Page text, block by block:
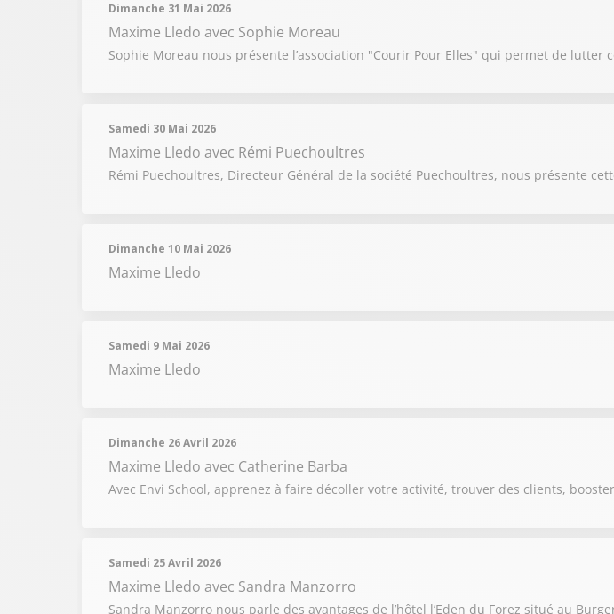
Dimanche 31 Mai 2026
Maxime Lledo avec Sophie Moreau
Sophie Moreau nous présente l’association "Courir Pour Elles" qui permet de lutter
Samedi 30 Mai 2026
Maxime Lledo avec Rémi Puechoultres
Rémi Puechoultres, Directeur Général de la société Puechoultres, nous présente
Dimanche 10 Mai 2026
Maxime Lledo
Samedi 9 Mai 2026
Maxime Lledo
Dimanche 26 Avril 2026
Maxime Lledo avec Catherine Barba
Avec Envi School, apprenez à faire décoller votre activité, trouver des clients,
Samedi 25 Avril 2026
Maxime Lledo avec Sandra Manzorro
Sandra Manzorro nous parle des avantages de l’hôtel l’Eden du Forez situé au